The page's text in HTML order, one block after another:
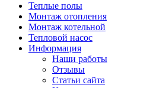
Теплые полы
Монтаж отопления
Монтаж котельной
Тепловой насос
Информация
Наши работы
Отзывы
Статьи сайта